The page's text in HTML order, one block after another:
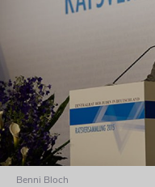
Benni Bloch